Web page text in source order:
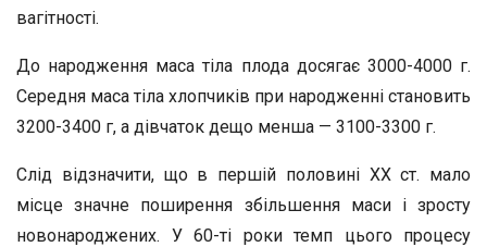
вагітності.
До народження маса тіла плода досягає 3000-4000 г.
Середня маса тіла хлопчиків при народженні становить
3200-3400 г, а дівчаток дещо менша — 3100-3300 г.
Слід відзначити, що в першій половині XX ст. мало
місце значне поширення збільшення маси і зросту
новонароджених. У 60-ті роки темп цього процесу